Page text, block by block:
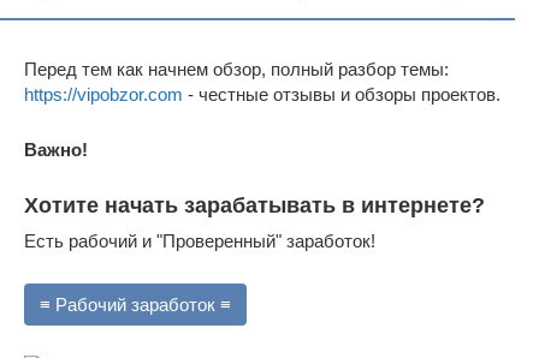
Перед тем как начнем обзор, полный разбор темы:
https://vipobzor.com - честные отзывы и обзоры проектов.
Важно!
Хотите начать зарабатывать в интернете?
Есть рабочий и "Проверенный" заработок!
≡ Рабочий заработок ≡